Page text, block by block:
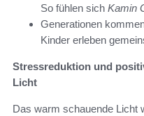
So fühlen sich Kamin
Generationen
Kinder erleben
Stressreduktion und
Licht
Das warm schauende Licht